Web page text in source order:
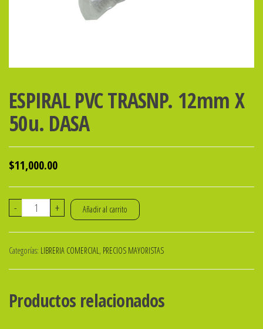
ESPIRAL PVC TRASNP. 12mm X
50u. DASA
$11,000.00
-
ESPIRAL
12mm
X
DASA
+ Añadir al carrito
Categorías: LIBRERIA COMERCIAL, PRECIOS MAYORISTAS
Productos relacionados